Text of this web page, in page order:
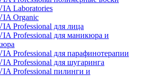
Laboratories
Organic
Professional для лица
Professional для маникюра и
Professional для парафинотерапии
Professional для шугаринга
Professional пилинги и